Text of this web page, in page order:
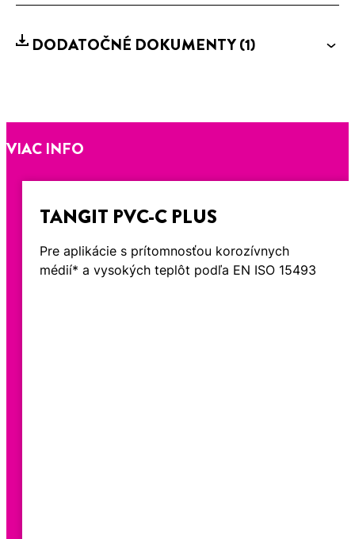
DODATOČNÉ DOKUMENTY(1)
VIAC INFO
TANGIT PVC-C PLUS
Pre aplikácie s prítomnosťou korozívnych
médií* a vysokých teplôt podľa EN ISO 15493